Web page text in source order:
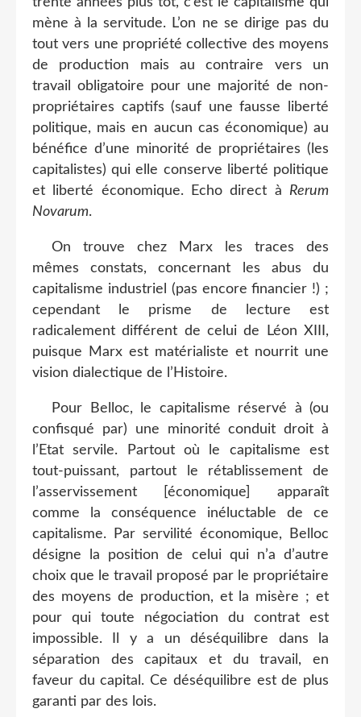
mène à la servitude. L’on ne se dirige pas du
tout vers une propriété collective des moyens
de production mais au contraire vers un
travail obligatoire pour une majorité de non-
propriétaires captifs (sauf une fausse liberté
politique, mais en aucun cas économique) au
bénéfice d’une minorité de propriétaires (les
capitalistes) qui elle conserve liberté politique
et liberté économique. Echo direct à Rerum
Novarum.
On trouve chez Marx les traces des
mêmes constats, concernant les abus du
capitalisme industriel (pas encore financier !) ;
cependant le prisme de lecture est
radicalement différent de celui de Léon XIII,
puisque Marx est matérialiste et nourrit une
vision dialectique de l’Histoire.
Pour Belloc, le capitalisme réservé à (ou
confisqué par) une minorité conduit droit à
l’Etat servile. Partout où le capitalisme est
tout-puissant, partout le rétablissement de
l’asservissement [économique] apparaît
comme la conséquence inéluctable de ce
capitalisme. Par servilité économique, Belloc
désigne la position de celui qui n’a d’autre
choix que le travail proposé par le propriétaire
des moyens de production, et la misère ; et
pour qui toute négociation du contrat est
impossible. Il y a un déséquilibre dans la
séparation des capitaux et du travail, en
faveur du capital. Ce déséquilibre est de plus
garanti par des lois.